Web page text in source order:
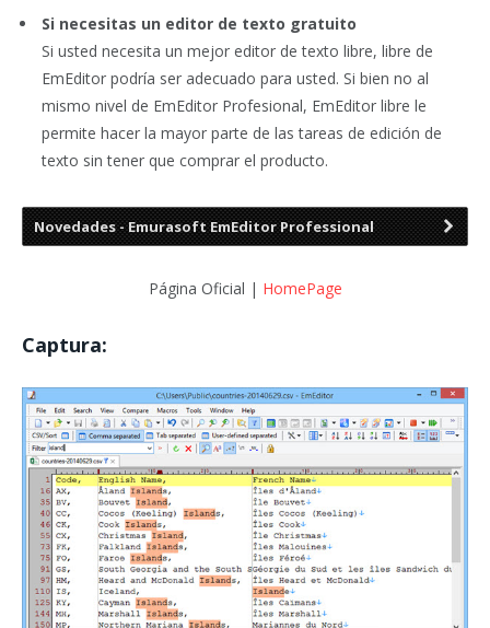
Si necesitas un editor de texto gratuito
Si usted necesita un mejor editor de texto libre, libre de
EmEditor podría ser adecuado para usted. Si bien no al
mismo nivel de EmEditor Profesional, EmEditor libre le
permite hacer la mayor parte de las tareas de edición de
texto sin tener que comprar el producto.
Novedades - Emurasoft EmEditor Professional
Página Oficial | HomePage
Captura: